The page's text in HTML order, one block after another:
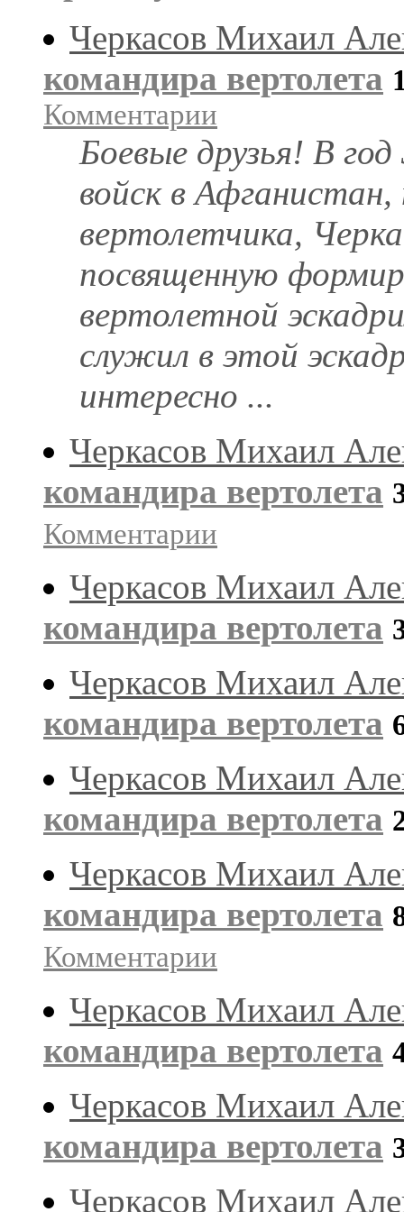
Черкасов Михаил
командира вертолета
Комментарии
Боевые друзья! В
войск в Афганистан,
вертолетчика,
посвященную
вертолетной
служил в этой
интересно ...
Черкасов Михаил
командира вертолета
Комментарии
Черкасов Михаил
командира вертолета
Черкасов Михаил
командира вертолета
Черкасов Михаил
командира вертолета
Черкасов Михаил
командира вертолета
Комментарии
Черкасов Михаил
командира вертолета
Черкасов Михаил
командира вертолета
Черкасов Михаил